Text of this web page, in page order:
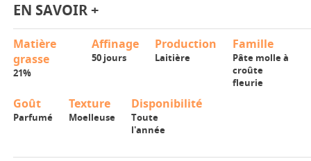
EN SAVOIR +
Matière
grasse
21%
Affinage
50 jours
Production
Laitière
Famille
Pâte molle à
croûte
fleurie
Goût
Parfumé
Texture
Moelleuse
Disponibilité
Toute
l'année